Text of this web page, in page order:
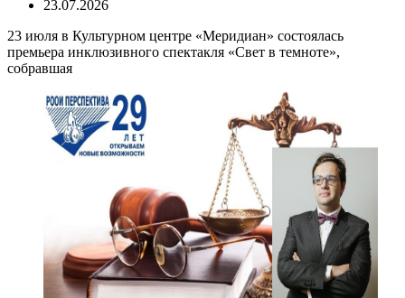
23.07.2026
23 июля в Культурном центре «Меридиан» состоялась
премьера инклюзивного спектакля «Свет в темноте»,
собравшая